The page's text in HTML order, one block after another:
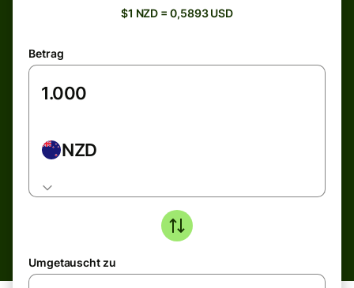
$1 NZD = 0,5893 USD
Betrag
NZD
Umgetauscht zu